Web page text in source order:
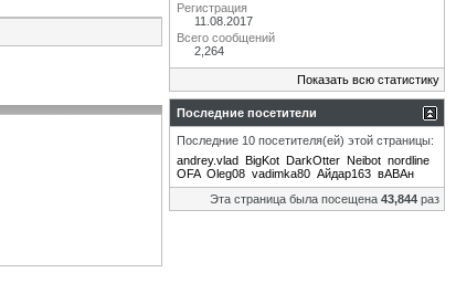
Регистрация
11.08.2017
Всего сообщений
2,264
Показать всю статистику
Последние посетители
Последние 10 посетителя(ей) этой страницы:
andrey.vlad BigKot DarkOtter Neibot nordline
OFA Oleg08 vadimka80 Айдар163 вАВАн
Эта страница была посещена 43,844 раз